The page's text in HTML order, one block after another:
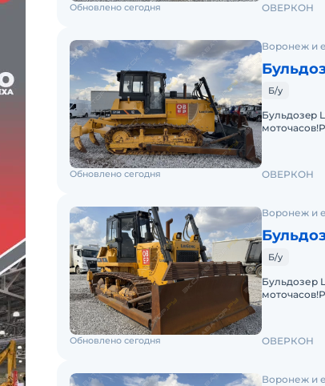
Обновлено сегодня ОВЕРКОН
Воронеж и
Б/у
Бульдозeр
Обновлено сегодня ОВЕРКОН
Воронеж и
Б/у
Бульдoзер
Обновлено сегодня ОВЕРКОН
Воронеж и